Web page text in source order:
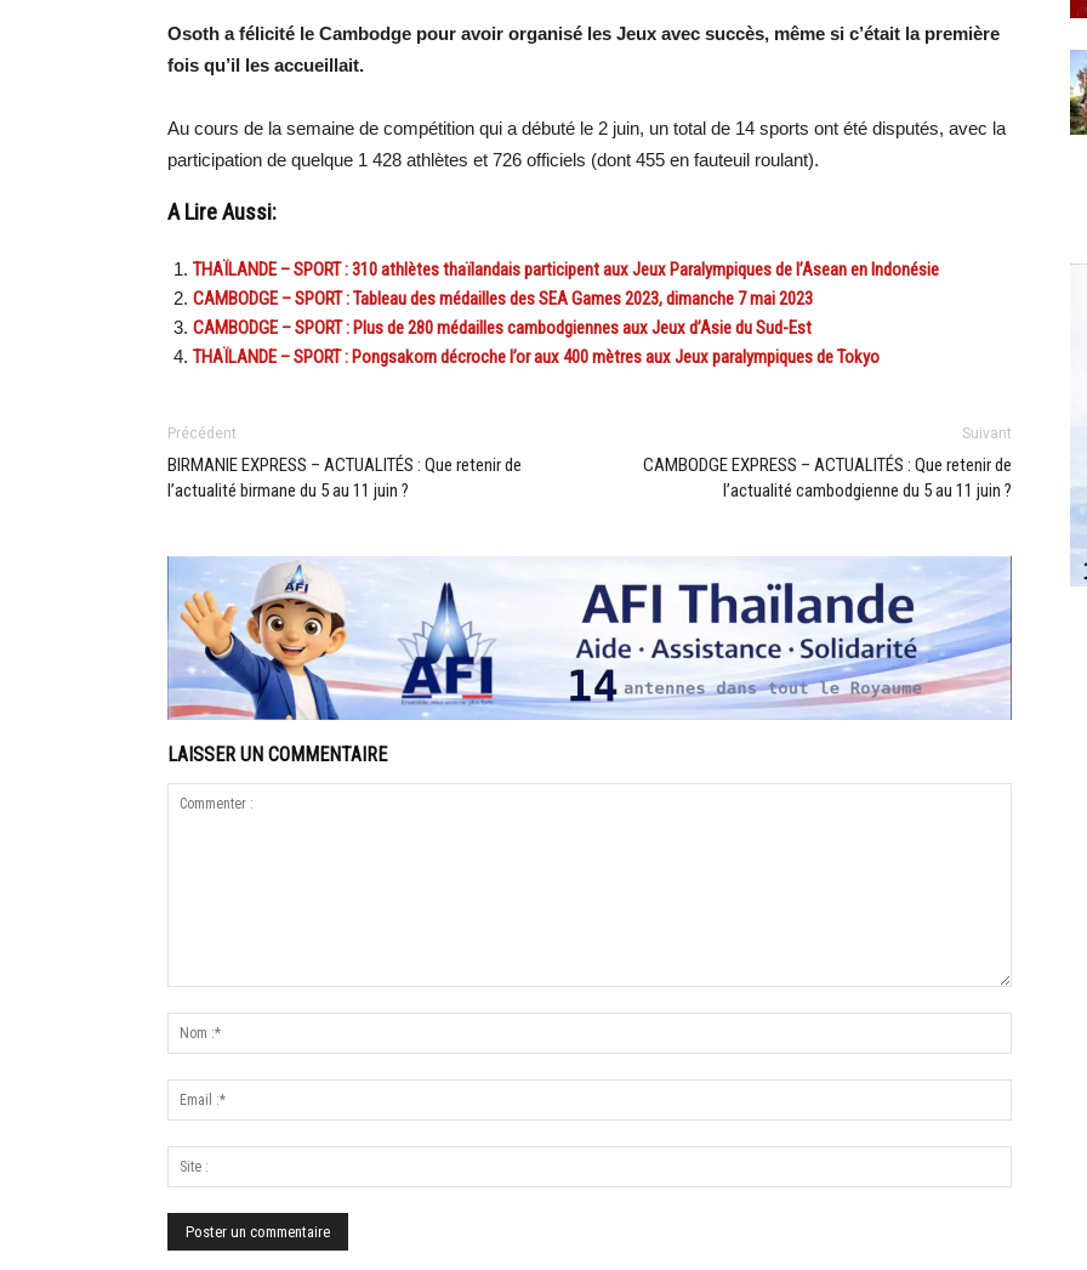
Osoth a félicité le Cambodge pour avoir organisé les Jeux avec succès, même si c’était la première
fois qu’il les accueillait.
Au cours de la semaine de compétition qui a débuté le 2 juin, un total de 14 sports ont été disputés, avec la
participation de quelque 1 428 athlètes et 726 officiels (dont 455 en fauteuil roulant).
A Lire Aussi:
THAÏLANDE – SPORT : 310 athlètes thaïlandais participent aux Jeux Paralympiques de l’Asean en Indonésie
CAMBODGE – SPORT : Tableau des médailles des SEA Games 2023, dimanche 7 mai 2023
CAMBODGE – SPORT : Plus de 280 médailles cambodgiennes aux Jeux d’Asie du Sud-Est
THAÏLANDE – SPORT : Pongsakorn décroche l’or aux 400 mètres aux Jeux paralympiques de Tokyo
Précédent
BIRMANIE EXPRESS – ACTUALITÉS : Que retenir de
l’actualité birmane du 5 au 11 juin ?
Suivant
CAMBODGE EXPRESS – ACTUALITÉS : Que retenir de
l’actualité cambodgienne du 5 au 11 juin ?
LAISSER UN COMMENTAIRE